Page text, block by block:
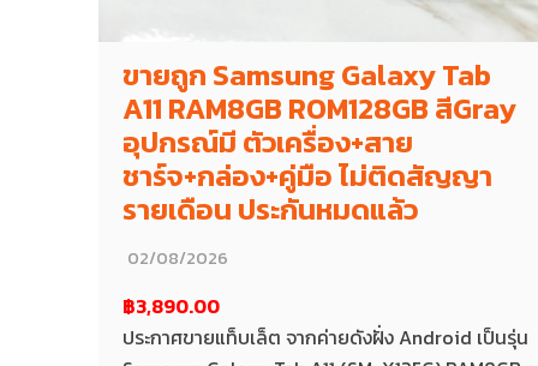
ขายถูก Samsung Galaxy Tab
A11 RAM8GB ROM128GB สีGray
อุปกรณ์มี ตัวเครื่อง+สาย
ชาร์จ+กล่อง+คู่มือ ไม่ติดสัญญา
รายเดือน ประกันหมดแล้ว
02/08/2026
฿3,890.00
ประกาศขายแท็บเล็ต จากค่ายดังฝั่ง Android เป็นรุ่น